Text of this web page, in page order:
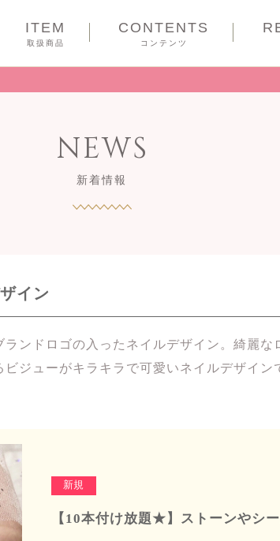
COUPON
ITEM
取扱商品
CONTENTS
コンテンツ
NEWS
新着情報
イン
ンドロゴの入ったネイルデザイン。綺麗な
ジューがキラキラで可愛いネイルデザイン
新規
【10本付け放題★】ストーンやシ